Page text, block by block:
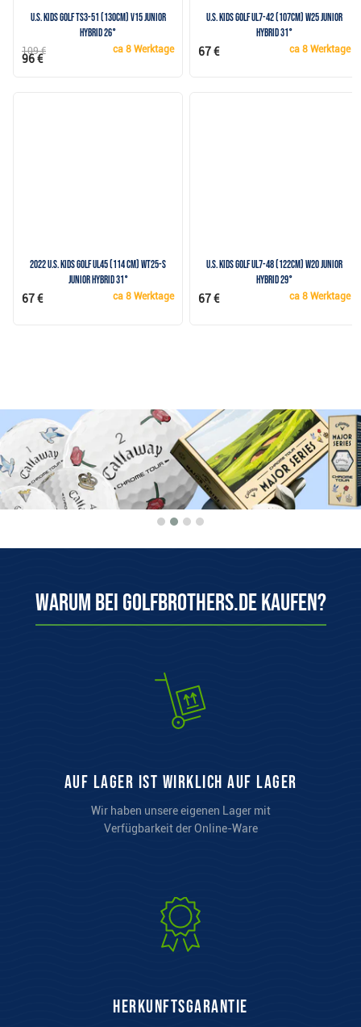
U.S. Kids Golf TS3-51 (130cm) v15 Junior
Hybrid 26°
ca8 Werktage
109 €
96 €
U.S. Kids Golf UL7-42 (107cm) W25 Junior
Hybrid 31°
ca8 Werktage
67 €
2022 U.S. Kids Golf UL45 (114 cm) WT25-s
Junior Hybrid 31°
ca8 Werktage
67 €
U.S. Kids Golf UL7-48 (122cm) W20 Junior
Hybrid 29°
ca8 Werktage
67 €
Warum bei Golfbrothers.de kaufen?
auf Lager ist wirklich auf Lager
Wir haben unsere eigenen Lager mit
Verfügbarkeit der Online-Ware
Herkunftsgarantie